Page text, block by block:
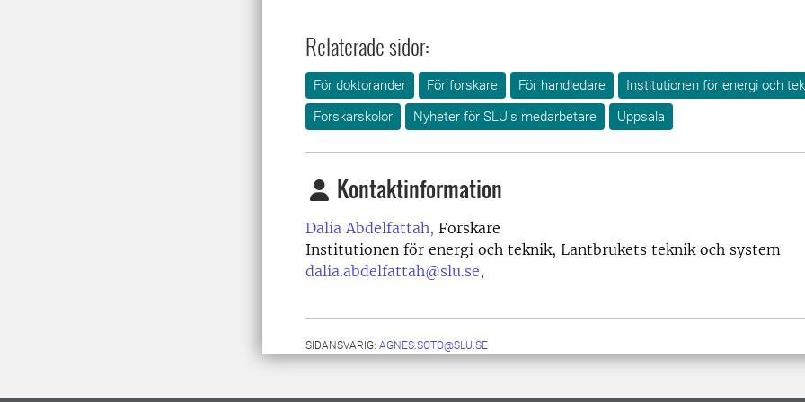
Relaterade sidor:
För doktorander För forskare För handledare
Institutionen för energi och
Forskarskolor
Nyheter för SLU:s medarbetare Uppsala
Kontaktinformation
Dalia Abdelfattah, Forskare
Institutionen för energi och teknik, Lantbrukets teknik och system
dalia.abdelfattah@slu.se,
SIDANSVARIG: AGNES.SOTO@SLU.SE